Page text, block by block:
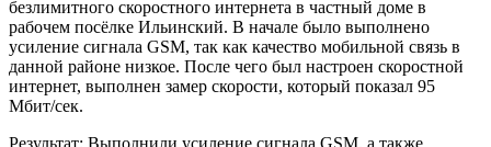
безлимитного скоростного интернета в частный доме в
рабочем посёлке Ильинский. В начале было выполнено
усиление сигнала GSM, так как качество мобильной связь в
данной районе низкое. После чего был настроен скоростной
интернет, выполнен замер скорости, который показал 95
Мбит/сек.
Результат: Выполнили усиление сигнала GSM, а также